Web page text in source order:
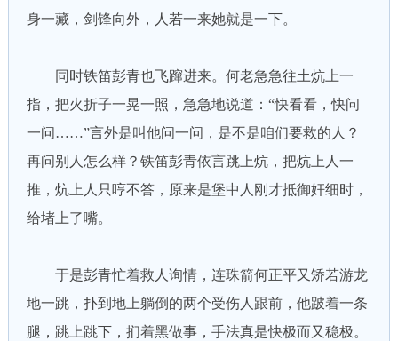
身一藏，剑锋向外，人若一来她就是一下。
同时铁笛彭青也飞蹿进来。何老急急往土炕上一
指，把火折子一晃一照，急急地说道：“快看看，快问
一问……”言外是叫他问一问，是不是咱们要救的人？
再问别人怎么样？铁笛彭青依言跳上炕，把炕上人一
推，炕上人只哼不答，原来是堡中人刚才抵御奸细时，
给堵上了嘴。
于是彭青忙着救人询情，连珠箭何正平又矫若游龙
地一跳，扑到地上躺倒的两个受伤人跟前，他跛着一条
腿，跳上跳下，扪着黑做事，手法真是快极而又稳极。